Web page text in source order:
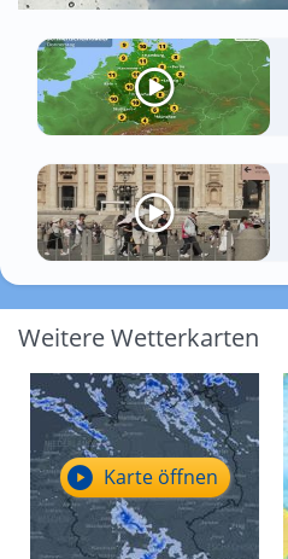
Weitere Wetterkarten
Karte öffnen